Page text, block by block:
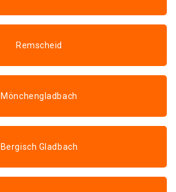
Remscheid
Mönchengladbach
Bergisch Gladbach